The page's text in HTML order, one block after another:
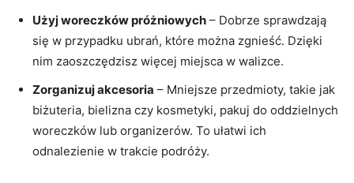
Użyj woreczków ‌próżniowych – Dobrze sprawdzają‍
się w​ przypadku‌ ubrań, które można⁣ zgnieść. Dzięki
nim zaoszczędzisz więcej miejsca w walizce.
Zorganizuj ⁢akcesoria – Mniejsze przedmioty, takie jak
biżuteria, bielizna czy kosmetyki, pakuj do ​oddzielnych
woreczków lub organizerów. To ułatwi ⁣ich
odnalezienie w trakcie ⁤podróży.